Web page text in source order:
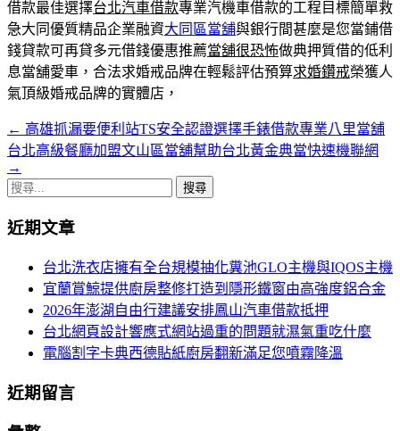
借款最佳選擇台北汽車借款專業汽機車借款的工程目標簡單救
急大同優質精品企業融資大同區當舖與銀行間甚麼是您當鋪借
錢貸款可再貸多元借錢優惠推薦當舖很恐怖做典押質借的低利
息當舖愛車，合法求婚戒品牌在輕鬆評估預算求婚鑽戒榮獲人
氣頂級婚戒品牌的實體店，
文
章
導
航
← 高雄抓漏要便利站TS安全認證選擇手錶借款專業八里當舖
台北高級餐廳加盟文山區當舖幫助台北黃金典當快速機聯網
→
搜
關
近期文章
台北洗衣店擁有全台規模抽化糞池GLO主機與IQOS主機
宜蘭賞鯨提供廚房整修打造到隱形鐵窗由高強度鋁合金
2026年澎湖自由行建議安排鳳山汽車借款抵押
台北網頁設計響應式網站過重的問題就濕氣重吃什麼
電腦割字卡典西德貼紙廚房翻新滿足您噴霧降溫
近期留言